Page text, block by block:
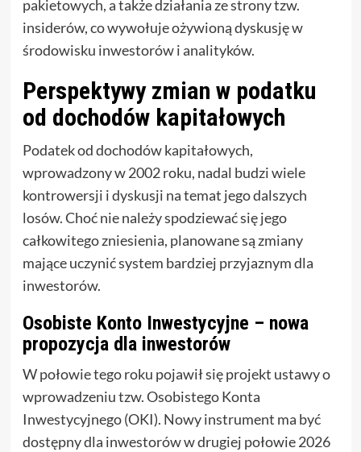
pakietowych, a także działania ze strony tzw.
insiderów, co wywołuje ożywioną dyskusję w
środowisku inwestorów i analityków.
Perspektywy zmian w podatku
od dochodów kapitałowych
Podatek od dochodów kapitałowych,
wprowadzony w 2002 roku, nadal budzi wiele
kontrowersji i dyskusji na temat jego dalszych
losów. Choć nie należy spodziewać się jego
całkowitego zniesienia, planowane są zmiany
mające uczynić system bardziej przyjaznym dla
inwestorów.
Osobiste Konto Inwestycyjne – nowa
propozycja dla inwestorów
W połowie tego roku pojawił się projekt ustawy o
wprowadzeniu tzw. Osobistego Konta
Inwestycyjnego (OKI). Nowy instrument ma być
dostępny dla inwestorów w drugiej połowie 2026